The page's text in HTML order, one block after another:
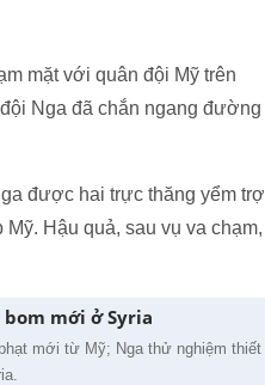
mặt với quân đội Mỹ trên
Nga đã chắn ngang đường
được hai trực thăng yểm trợ
Hậu quả, sau vụ va chạm,
mới ở Syria
mới từ Mỹ; Nga thử nghiệm thiết